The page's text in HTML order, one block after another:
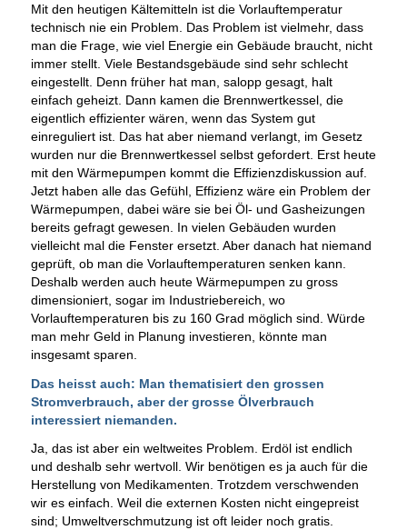
Mit den heutigen Kältemitteln ist die Vorlauftemperatur
technisch nie ein Problem. Das Problem ist vielmehr, dass
man die Frage, wie viel Energie ein Gebäude braucht, nicht
immer stellt. Viele Bestandsgebäude sind sehr schlecht
eingestellt. Denn früher hat man, salopp gesagt, halt
einfach geheizt. Dann kamen die Brennwertkessel, die
eigentlich effizienter wären, wenn das System gut
einreguliert ist. Das hat aber niemand verlangt, im Gesetz
wurden nur die Brennwertkessel selbst gefordert. Erst heute
mit den Wärmepumpen kommt die Effizienzdiskussion auf.
Jetzt haben alle das Gefühl, Effizienz wäre ein Problem der
Wärmepumpen, dabei wäre sie bei Öl- und Gasheizungen
bereits gefragt gewesen. In vielen Gebäuden wurden
vielleicht mal die Fenster ersetzt. Aber danach hat niemand
geprüft, ob man die Vorlauftemperaturen senken kann.
Deshalb werden auch heute Wärmepumpen zu gross
dimensioniert, sogar im Industriebereich, wo
Vorlauftemperaturen bis zu 160 Grad möglich sind. Würde
man mehr Geld in Planung investieren, könnte man
insgesamt sparen.
Das heisst auch: Man thematisiert den grossen
Stromverbrauch, aber der grosse Ölverbrauch
interessiert niemanden.
Ja, das ist aber ein weltweites Problem. Erdöl ist endlich
und deshalb sehr wertvoll. Wir benötigen es ja auch für die
Herstellung von Medikamenten. Trotzdem verschwenden
wir es einfach. Weil die externen Kosten nicht eingepreist
sind; Umweltverschmutzung ist oft leider noch gratis.